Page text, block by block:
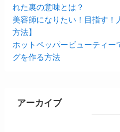
れた裏の意味とは？
美容師になりたい！目指す！
方法】
ホットペッパービューティー
グを作る方法
アーカイブ